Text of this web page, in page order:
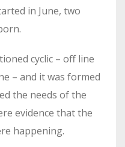
in June, two
cyclic – off line
– and it was formed
the needs of the
evidence that the
happening.